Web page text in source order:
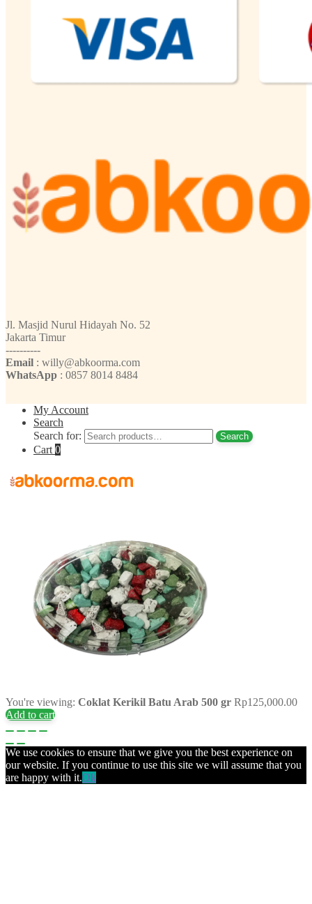
Jl. Masjid Nurul Hidayah No. 52
Jakarta Timur
----------
Email : willy@abkoorma.com
WhatsApp : 0857 8014 8484
My Account
Search
Search for:
Search
Cart 0
You're viewing: Coklat Kerikil Batu Arab 500 gr Rp125,000.00
Add to cart
We use cookies to ensure that we give you the best experience on
our website. If you continue to use this site we will assume that you
are happy with it.Ok